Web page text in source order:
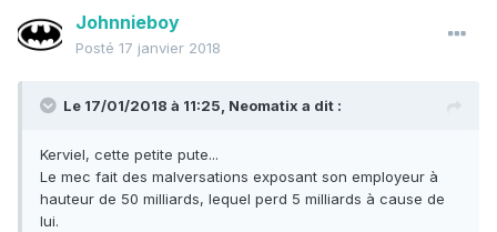
Johnnieboy
Posté 17 janvier 2018
Le 17/01/2018 à 11:25, Neomatix a dit :
Kerviel, cette petite pute...
Le mec fait des malversations exposant son employeur à
hauteur de 50 milliards, lequel perd 5 milliards à cause de
lui.